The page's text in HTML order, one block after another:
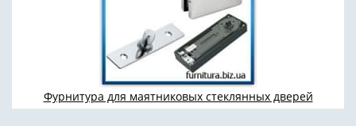
Фурнитура для маятниковых стеклянных дверей